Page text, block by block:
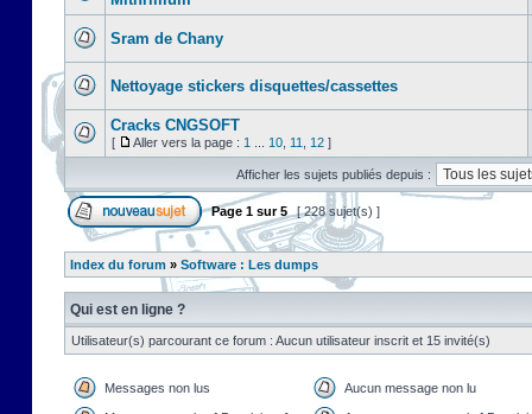
Sram de Chany
Nettoyage stickers disquettes/cassettes
Cracks CNGSOFT
[ Aller vers la page : 1 10 11 12 ]
Afficher les sujets publiés depuis :
Page 1 sur5 [ 228 sujet(s) ]
Index du forum » Software : Les dumps
Qui est en ligne ?
Utilisateur(s) parcourant ce forum : Aucun utilisateur inscrit et 15 invité(s)
Messages non lus Aucun message non lu